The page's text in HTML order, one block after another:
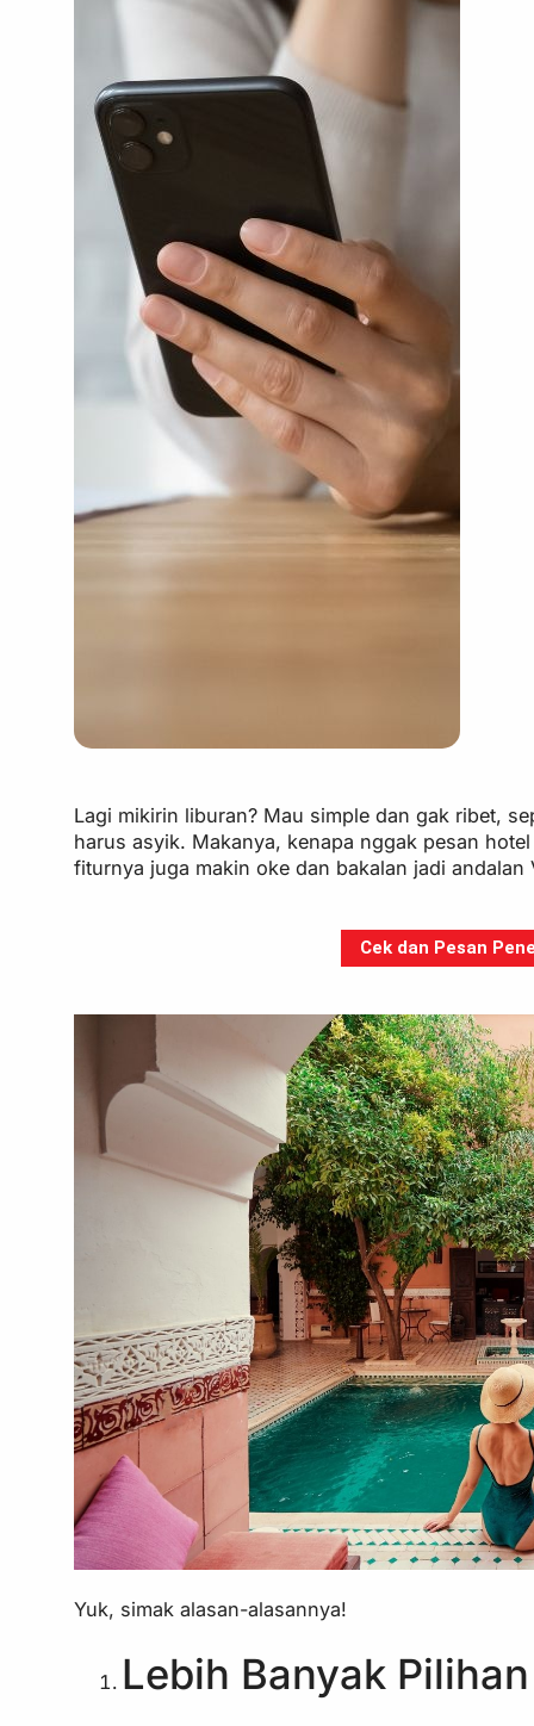
Lagi mikirin liburan? Mau simple dan gak ribet,
harus asyik. Makanya, kenapa nggak pesan
fiturnya juga makin oke dan bakalan jadi andalan
Cek dan Pesan
Yuk, simak alasan-alasannya!
Lebih Banyak